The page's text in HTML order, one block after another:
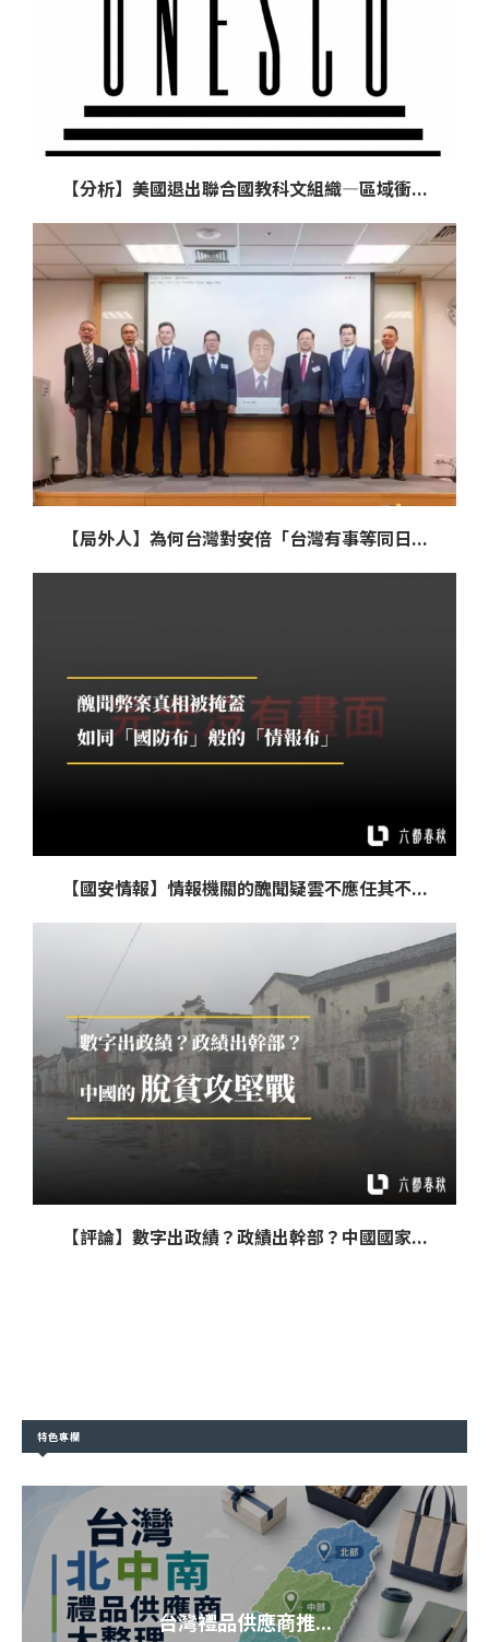
【分析】美國退出聯合國教科文組織—區域衝...
【局外人】為何台灣對安倍「台灣有事等同日...
【國安情報】情報機關的醜聞疑雲不應任其不...
【評論】數字出政績？政績出幹部？中國國家...
特色專欄
台灣禮品供應商推...